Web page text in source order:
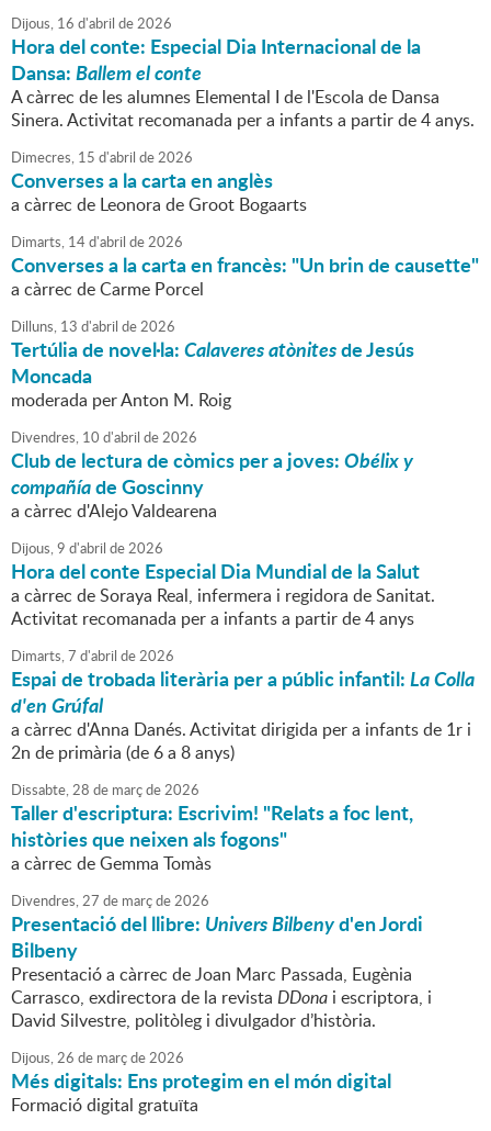
Dijous, 16 d'abril de2026
Hora del conte: Especial Dia Internacional de la
Dansa:Ballem el conte
A càrrec de les alumnes Elemental I de l'Escola de Dansa
Sinera. Activitat recomanada per a infants a partir de 4 anys.
Dimecres, 15 d'abril de2026
Converses a la carta en anglès
a càrrec de Leonora de Groot Bogaarts
Dimarts, 14d'abril de2026
Converses a la carta en francès: "Un brin de causette"
a càrrec de Carme Porcel
Dilluns, 13 d'abril de2026
Tertúlia de novel·la:Calaveres atònitesde Jesús
Moncada
moderada per Anton M. Roig
Divendres, 10 d'abril de2026
Club de lectura de còmics per a joves:Obélix y
compañíade Goscinny
a càrrec d'Alejo Valdearena
Dijous,9 d'abril de2026
Hora del conte Especial Dia Mundial de la Salut
a càrrec de Soraya Real, infermera i regidora de Sanitat.
Activitat recomanada per a infants a partir de 4 anys
Dimarts,7 d'abril de2026
Espai de trobada literària per a públic infantil:La Colla
d'en Grúfal
a càrrec d'Anna Danés. Activitat dirigida per a infants de 1r i
2n de primària (de 6 a 8 anys)
Dissabte,28 de marçde2026
Taller d'escriptura: Escrivim! "Relats a foc lent,
històries que neixen als fogons"
a càrrec de Gemma Tomàs
Divendres,27 de marçde2026
Presentació del llibre: Univers Bilbenyd'en Jordi
Bilbeny
Presentació a càrrec de Joan Marc Passada, Eugènia
Carrasco, exdirectora de la revista DDona i escriptora, i
David Silvestre, politòleg i divulgador d’història.
Dijous,26 de marçde2026
Més digitals: Ens protegim en el món digital
Formació digital gratuïta